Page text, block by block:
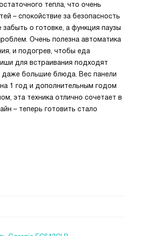
тепла, что очень
– спокойствие за безопасность
о готовке, а функция паузы
Очень полезна автоматика
и подогрев, чтобы еда
для встраивания подходят
даже большие блюда. Вес панели
1 год и дополнительным годом
эта техника отлично сочетает в
– теперь готовить стало